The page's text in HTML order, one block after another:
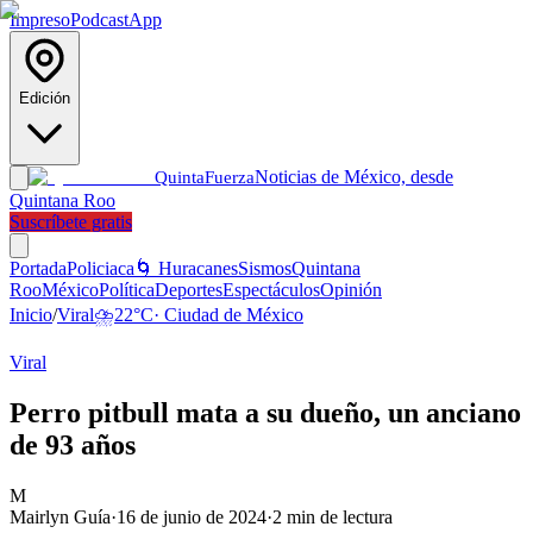
ImpresoPodcastApp
Edición
QuintaFuerzaNoticias de México, desde
Quintana Roo
Suscríbete gratis
PortadaPoliciaca 🌀 HuracanesSismosQuintana
RooMéxicoPolíticaDeportesEspectáculosOpinión
Inicio/Viral⛈️22°C· Ciudad de México
Viral
Perro pitbull mata a su dueño, un anciano
de 93 años
M
Mairlyn Guía·16 de junio de 2024·2 min de lectura